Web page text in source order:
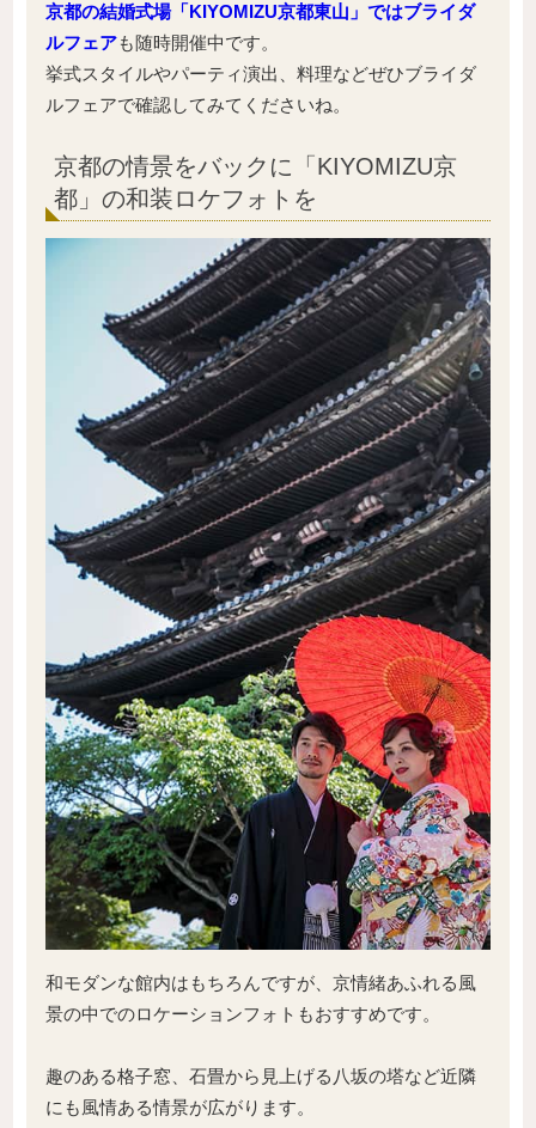
京都の結婚式場「KIYOMIZU京都東山」ではブライダ
ルフェアも随時開催中です。
挙式スタイルやパーティ演出、料理などぜひブライダ
ルフェアで確認してみてくださいね。
京都の情景をバックに「KIYOMIZU京
都」の和装ロケフォトを
和モダンな館内はもちろんですが、京情緒あふれる風
景の中でのロケーションフォトもおすすめです。
趣のある格子窓、石畳から見上げる八坂の塔など近隣
にも風情ある情景が広がります。